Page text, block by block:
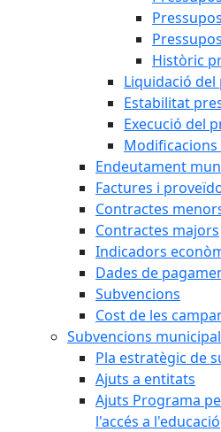
Històric
Liquidació
Estabilitat
Execució del
Endeutament
Factures i
Contractes
Contractes majors
Indicadors
Dades de
Subvencions
Cost de les
Subvencions
Pla estratègic de
Ajuts a entitats
Ajuts Programa
l'accés a l'educació